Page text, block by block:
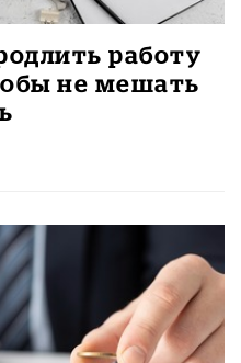
работу
не мешать